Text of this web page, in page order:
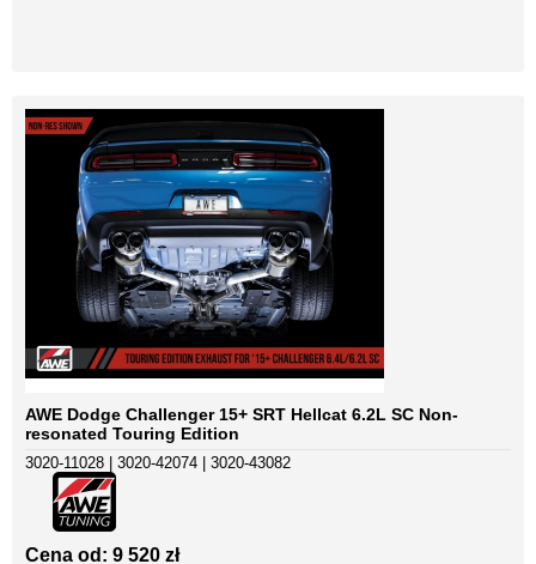
AWE Dodge Challenger 15+ SRT Hellcat 6.2L SC Non-
resonated Touring Edition
3020-11028 | 3020-42074 | 3020-43082
Cena od: 9 520 zł